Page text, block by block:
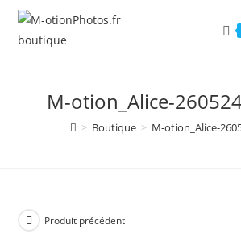
Skip
content
M-otion_Alice-
> Boutique > M-otion_Alice-
Produit précédent